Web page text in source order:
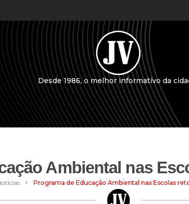
Desde 1986, o melhor informativo da
Ambiental nas
> Programa de Educação Ambiental nas Escolas